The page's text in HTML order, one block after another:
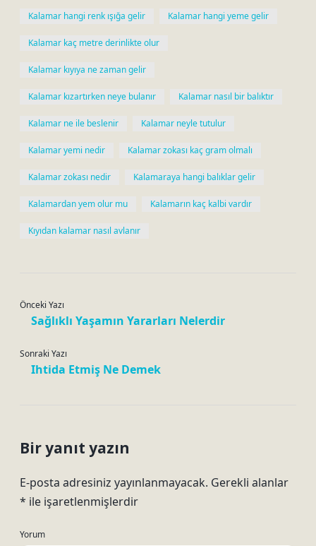
Kalamar hangi renk ışığa gelir Kalamar hangi yeme gelir
Kalamar kaç metre derinlikte olur
Kalamar kıyıya ne zaman gelir
Kalamar kızartırken neye bulanır Kalamar nasıl bir balıktır
Kalamar ne ile beslenir Kalamar neyle tutulur
Kalamar yemi nedir Kalamar zokası kaç gram olmalı
Kalamar zokası nedir Kalamaraya hangi balıklar gelir
Kalamardan yem olur mu Kalamarın kaç kalbi vardır
Kıyıdan kalamar nasıl avlanır
Önceki Yazı
Sağlıklı Yaşamın Yararları Nelerdir
Sonraki Yazı
Ihtida Etmiş Ne Demek
Bir yanıt yazın
E-posta adresiniz yayınlanmayacak. Gerekli alanlar
* ile işaretlenmişlerdir
Yorum